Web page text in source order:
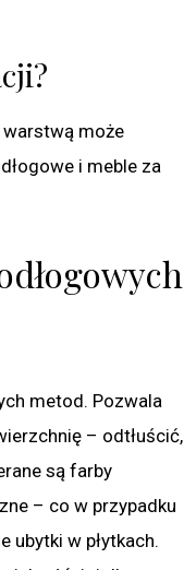
warstwą może
i meble za
metod. Pozwala
– odtłuścić,
są farby
– co w przypadku
ubytki w płytkach.